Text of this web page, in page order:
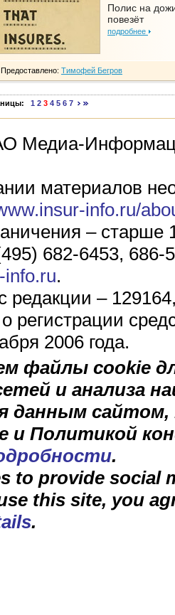
Полис на
повезёт
подробнее
Предоставлено: Тимофей Бегров
1 2 3 4 5 6 7
Медиа-
материалов
info.ru/
– старше
682-6453, 686-
info.ru.
редакции –
о регистрации
2006 года.
файлы cookie
и анализа
данным
и Политикой
.
to provide social
this site, you
.